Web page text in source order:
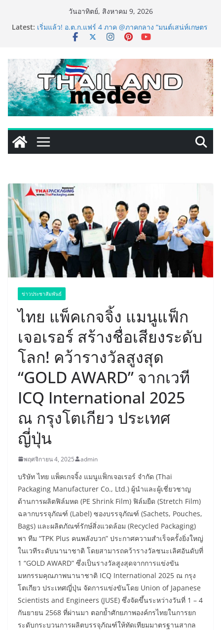
วันอาทิตย์, สิงหาคม 9, 2026
Latest: เริ่มแล้ว! อ.ต.ก.แฟร์ 4 ภาค @ภาคกลาง “มนต์เสน่ห์เกษตร
ไทย สู่ใจกลางมหานคร” ชวนชิม ช้อป สินค้าเกษตร
ททท. ประกาศความสำเร็จ Village to the World Season
5 ผนึก 9 พันธมิตร ขับเคลื่อน ESG Tourism สืบสานพระ
ราชปณิธาน สร้างคุณค่าการท่องเที่ยวไทยอย่างยั่งยืน
เหิงลี่ แมนูแฟคเจอริ่ง เทคโนโลยี (ไทยแลนด์) เปิดโรงงาน
แห่งใหม่ในชลบุรี เดินหน้าขยายฐานการผลิตสู่เอเชียตะวัน
ออกเฉียงใต้ เสริมแกร่งยุทธศาสตร์ระดับโลก
LORDNINE จัดศึกคนดังสายเกม ไทย ปะทะ ฟิลิปปินส์ ใน
“Rise of the Tenth Lord” เปิดสงครามกิลด์ข้ามประเทศ
ฉลองเซิร์ฟเวอร์ใหม่ เฮเลนา
PIPPER STANDARD® เปิดตัวแชมพูอาบน้ำ และ โฟมอาบ
แห้งสัตว์เลี้ยง ชูนวัตกรรมพลังธรรมชาติ “Zero-Residue”
ข่าวประชาสัมพันธ์
ไทย แพ็คเกจจิ้ง แมนูแฟ็ก
เจอเรอร์ สร้างชื่อเสียงระดับ
โลก! คว้ารางวัลสูงสุด
“GOLD AWARD” จากเวที
ICQ International 2025
ณ กรุงโตเกียว ประเทศ
ญี่ปุ่น
พฤศจิกายน 4, 2025 admin
บริษัท ไทย แพ็คเกจจิ้ง แมนูแฟ็กเจอเรอร์ จำกัด (Thai
Packaging Manufacturer Co., Ltd.) ผู้นำและผู้เชี่ยวชาญ
ด้านการผลิตฟิล์มหด (PE Shrink Film) ฟิล์มยืด (Stretch Film)
ฉลากบรรจุภัณฑ์ (Label) ซองบรรจุภัณฑ์ (Sachets, Pouches,
Bags) และผลิตภัณฑ์รักษ์สิ่งแวดล้อม (Recycled Packaging)
พา ทีม “TPK Plus คนพลังบวก” ประกาศความสำเร็จครั้งยิ่งใหญ่
ในเวทีระดับนานาชาติ โดยสามารถคว้ารางวัลชนะเลิศอันดับที่
1 “GOLD AWARD” ซึ่งเป็นรางวัลสูงสุดจากการแข่งขัน
มหกรรมคุณภาพนานาชาติ ICQ International 2025 ณ กรุง
โตเกียว ประเทศญี่ปุ่น จัดการแข่งขันโดย Union of Japanese
Scientists and Engineers (JUSE) ซึ่งจัดขึ้นระหว่างวันที่ 1 – 4
กันยายน 2568 ที่ผ่านมา ตอกย้ำศักยภาพองค์กรไทยในการยก
ระดับกระบวนการผลิตบรรจุภัณฑ์ให้ทัดเทียมมาตรฐานสากล